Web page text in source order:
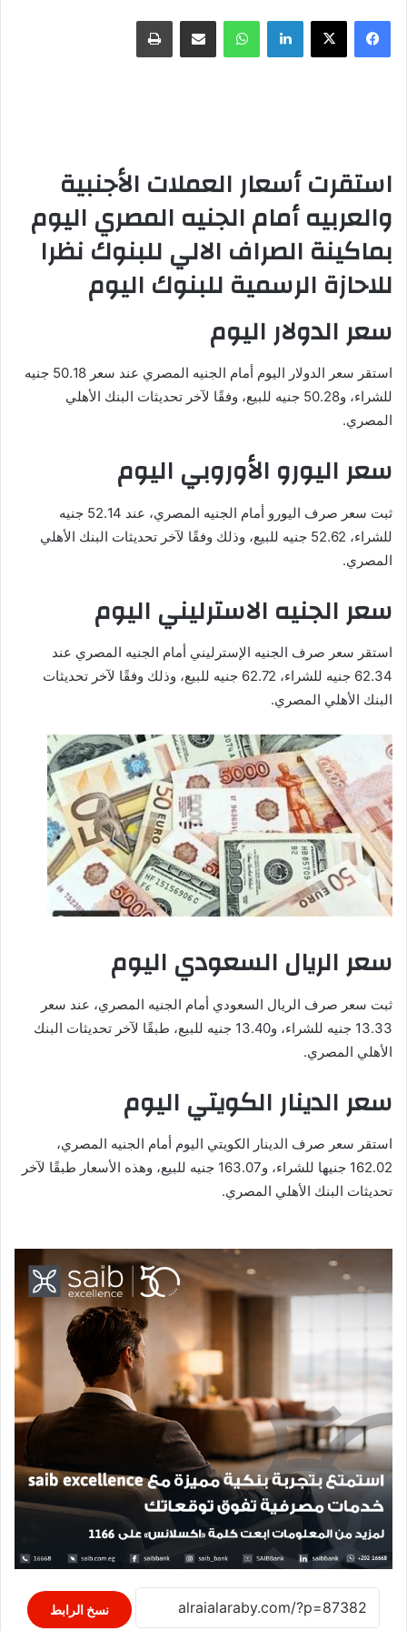
فيسبوك X لينكدإن واتساب مشاركة عبر البريد طباعة
استقرت أسعار العملات الأجنبية
والعربيه أمام الجنيه المصري اليوم
بماكينة الصراف الالي للبنوك نظرا
للاحازة الرسمية للبنوك اليوم
سعر الدولار اليوم
استقر سعر الدولار اليوم أمام الجنيه المصري عند سعر 50.18 جنيه
للشراء، و50.28 جنيه للبيع، وفقًا لآخر تحديثات البنك الأهلي
المصري.
سعر اليورو الأوروبي اليوم
ثبت سعر صرف اليورو أمام الجنيه المصري، عند 52.14 جنيه
للشراء، 52.62 جنيه للبيع، وذلك وفقًا لآخر تحديثات البنك الأهلي
المصري.
سعر الجنيه الاسترليني اليوم
استقر سعر صرف الجنيه الإسترليني أمام الجنيه المصري عند
62.34 جنيه للشراء، 62.72 جنيه للبيع، وذلك وفقًا لآخر تحديثات
البنك الأهلي المصري.
سعر الريال السعودي اليوم
ثبت سعر صرف الريال السعودي أمام الجنيه المصري، عند سعر
13.33 جنيه للشراء، و13.40 جنيه للبيع، طبقًا لآخر تحديثات البنك
الأهلي المصري.
سعر الدينار الكويتي اليوم
استقر سعر صرف الدينار الكويتي اليوم أمام الجنيه المصري،
162.02 جنيها للشراء، و163.07 جنيه للبيع، وهذه الأسعار طبقًا لآخر
تحديثات البنك الأهلي المصري.
نسخ الرابط